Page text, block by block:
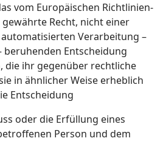
vom Europäischen Richtlinien-
Recht, nicht einer
Verarbeitung –
beruhenden Entscheidung
die ihr gegenüber rechtliche
in ähnlicher Weise erheblich
Entscheidung
oder die Erfüllung eines
Person und dem